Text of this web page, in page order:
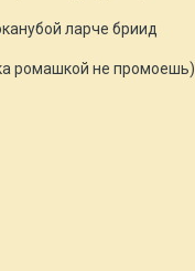
ларче бриид
ромашкой не промоешь)